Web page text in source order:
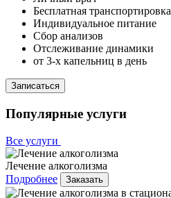
Бесплатная транспортировка
Индивидуальное питание
Сбор анализов
Отслеживание динамики
от 3-х капельниц в день
Записаться
Популярные услуги
Все услуги
Лечение алкоголизма
Подробнее
Заказать